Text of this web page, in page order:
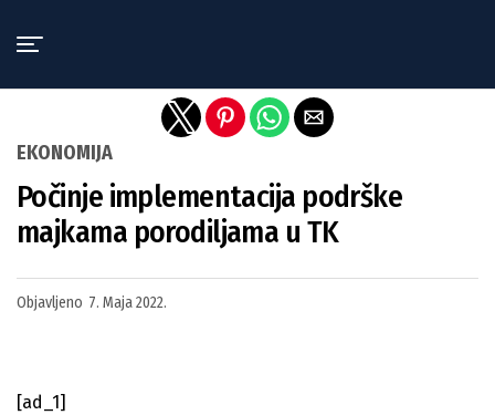
EKONOMIJA
Počinje implementacija podrške
majkama porodiljama u TK
Objavljeno 7. Maja 2022.
[ad_1]